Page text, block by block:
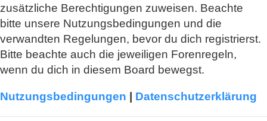
zusätzliche Berechtigungen zuweisen. Beachte
bitte unsere Nutzungsbedingungen und die
verwandten Regelungen, bevor du dich registrierst.
Bitte beachte auch die jeweiligen Forenregeln,
wenn du dich in diesem Board bewegst.
Nutzungsbedingungen Datenschutzerklärung